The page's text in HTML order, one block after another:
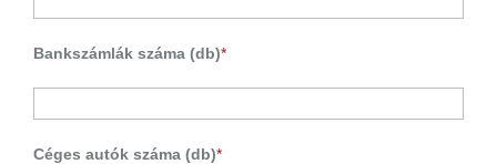
Bankszámlák száma (db)*
Céges autók száma (db)*